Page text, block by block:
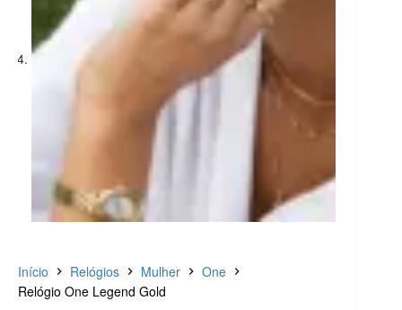
Início Relógios Mulher
One
Relógio One Legend Gold